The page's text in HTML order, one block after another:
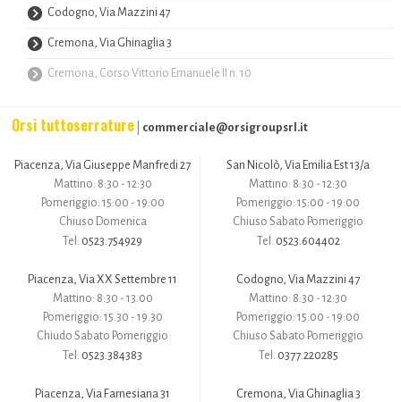
Codogno, Via Mazzini 47
Cremona, Via Ghinaglia 3
Cremona, Corso Vittorio Emanuele II n. 10
Orsi tuttoserrature commerciale@orsigroupsrl.it
Piacenza, Via Giuseppe Manfredi 27
Mattino: 8:30 - 12:30
Pomeriggio: 15:00 - 19:00
Chiuso Domenica
Tel. 0523.754929
Piacenza, Via XX Settembre 11
Mattino: 8:30 - 13.00
Pomeriggio: 15.30 - 19.30
Chiudo Sabato Pomeriggio
Tel. 0523.384383
Piacenza, Via Farnesiana 31
San Nicolò, Via Emilia Est 13/a
Mattino: 8:30 - 12:30
Pomeriggio: 15:00 - 19:00
Chiuso Sabato Pomeriggio
Tel. 0523.604402
Codogno, Via Mazzini 47
Mattino: 8:30 - 12:30
Pomeriggio: 15:00 - 19:00
Chiuso Sabato Pomeriggio
Tel. 0377.220285
Cremona, Via Ghinaglia 3